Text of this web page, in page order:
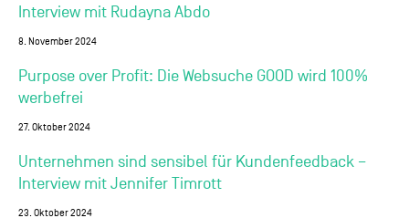
Interview mit Rudayna Abdo
8. November 2024
Purpose over Profit: Die Websuche GOOD wird 100%
werbefrei
27. Oktober 2024
Unternehmen sind sensibel für Kundenfeedback –
Interview mit Jennifer Timrott
23. Oktober 2024